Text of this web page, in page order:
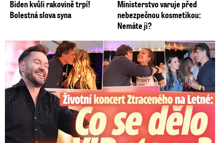
Biden kvůli rakovině trpí!
Bolestná slova syna
Ministerstvo varuje před
nebezpečnou kosmetikou:
Nemáte ji?
Koncert Ztraceného na Letné: Jágr přišel s Dominikou, ale...